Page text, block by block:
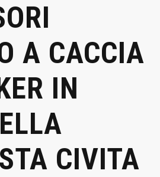
A CACCIA
IN
CIVITA